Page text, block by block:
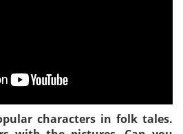
characters in folk tales.